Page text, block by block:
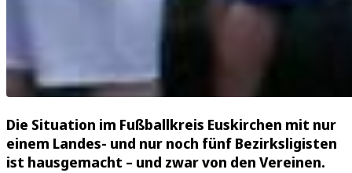
Die Situation im Fußballkreis Euskirchen mit nur
einem Landes- und nur noch fünf Bezirksligisten
ist hausgemacht – und zwar von den Vereinen.